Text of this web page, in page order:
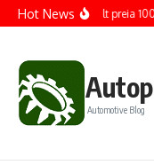
Sari la conținut
Hot NewsRenault preia
Automotive Blog